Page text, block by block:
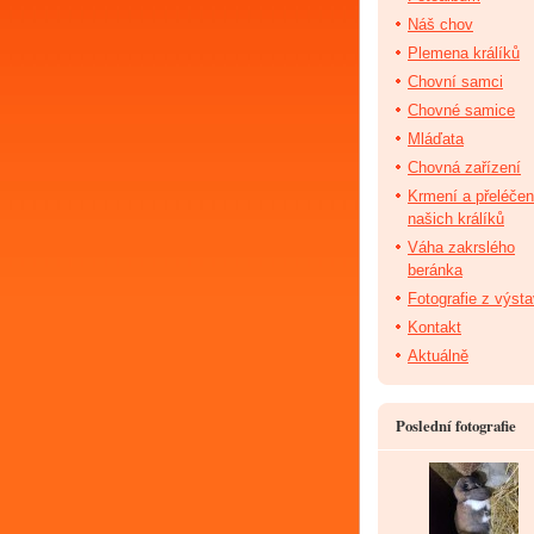
Náš chov
Plemena králíků
Chovní samci
Chovné samice
Mláďata
Chovná zařízení
Krmení a
našich králíků
Váha zakrslého
beránka
Fotografie z
Kontakt
Aktuálně
Poslední fotografie